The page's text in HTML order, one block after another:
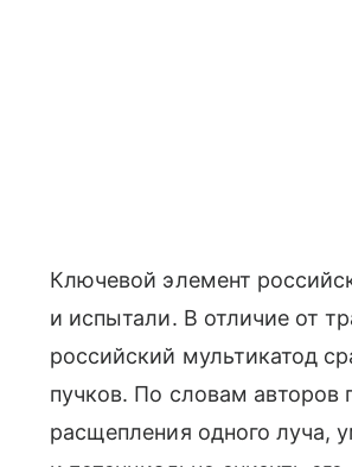
Ключевой элемент
и испытали. В отличие от
российский мультикатод
пучков. По словам авторов
расщепления одного луча,